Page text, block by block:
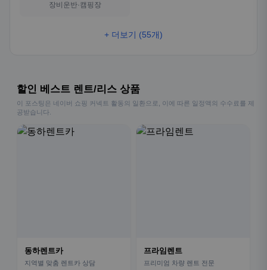
장비운반·캠핑장
+ 더보기 (55개)
할인 베스트 렌트/리스 상품
이 포스팅은 네이버 쇼핑 커넥트 활동의 일환으로, 이에 따른 일정액의 수수료를 제
공받습니다.
동하렌트카
지역별 맞춤 렌트카 상담
프라임렌트
프리미엄 차량 렌트 전문